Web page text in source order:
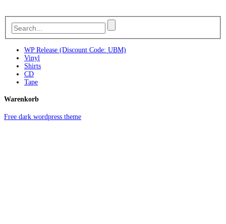
WP Release (Discount Code: UBM)
Vinyl
Shirts
CD
Tape
Warenkorb
Free dark wordpress theme